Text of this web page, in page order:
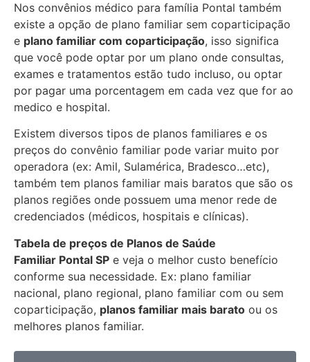
Nos convênios médico para família Pontal também
existe a opção de plano familiar sem coparticipação
e plano familiar com coparticipação, isso significa
que você pode optar por um plano onde consultas,
exames e tratamentos estão tudo incluso, ou optar
por pagar uma porcentagem em cada vez que for ao
medico e hospital.
Existem diversos tipos de planos familiares e os
preços do convênio familiar pode variar muito por
operadora (ex: Amil, Sulamérica, Bradesco…etc),
também tem planos familiar mais baratos que são os
planos regiões onde possuem uma menor rede de
credenciados (médicos, hospitais e clínicas).
Tabela de preços de Planos de Saúde
Familiar Pontal SP e veja o melhor custo benefício
conforme sua necessidade. Ex: plano familiar
nacional, plano regional, plano familiar com ou sem
coparticipação, planos familiar mais barato ou os
melhores planos familiar.